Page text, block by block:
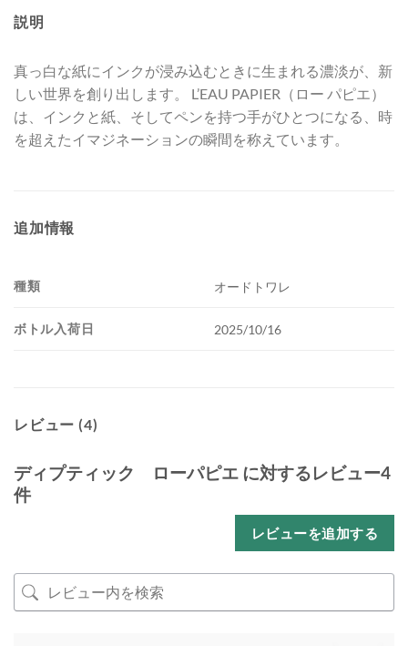
説明
真っ白な紙にインクが浸み込むときに生まれる濃淡が、新
しい世界を創り出します。 L’EAU PAPIER（ロー パピエ）
は、インクと紙、そしてペンを持つ手がひとつになる、時
を超えたイマジネーションの瞬間を称えています。
追加情報
種類 オードトワレ
ボトル入荷日 2025/10/16
レビュー (4)
ディプティック ローパピエ に対するレビュー4
件
レビューを追加する